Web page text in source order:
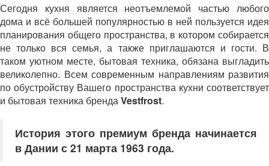
Сегодня кухня является неотъемлемой частью любого
дома и всё большей популярностью в ней пользуется идея
планирования общего пространства, в котором собирается
не только вся семья, а также приглашаются и гости. В
таком уютном месте, бытовая техника, обязана выгладить
великолепно. Всем современным направлениям развития
по обустройству Вашего пространства кухни соответствует
и бытовая техника брендаVestfrost.
История этого премиум бренда начинается
в Дании с 21 марта 1963 года.